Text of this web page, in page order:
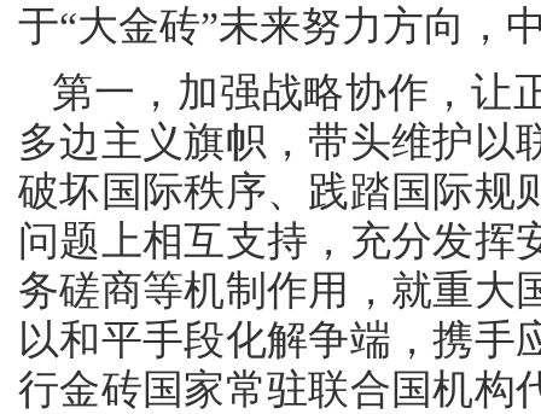
于“大金砖”未来努力方向，
第一，加强战略协作，让
多边主义旗帜，带头维护以
破坏国际秩序、践踏国际规
问题上相互支持，充分发挥
务磋商等机制作用，就重大
以和平手段化解争端，携手
行金砖国家常驻联合国机构